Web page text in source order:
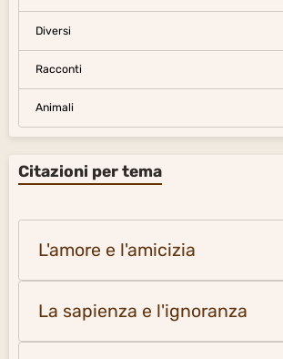
Diversi
Racconti
Animali
Citazioni per tema
L'amore e l'amicizia
La sapienza e l'ignoranza